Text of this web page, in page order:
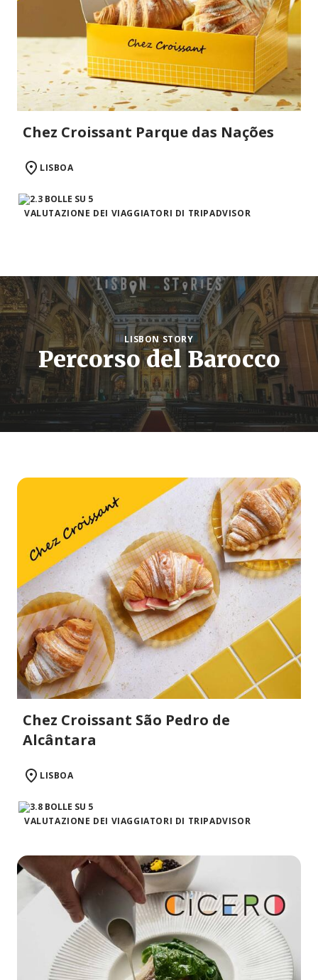
Chez Croissant Parque das Nações
LISBOA
VALUTAZIONE DEI VIAGGIATORI DI TRIPADVISOR
LISBON STORY
Percorso del Barocco
Chez Croissant São Pedro de
Alcântara
LISBOA
VALUTAZIONE DEI VIAGGIATORI DI TRIPADVISOR